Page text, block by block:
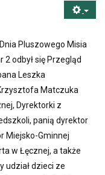
Pluszowego Misia
odbył się Przegląd
Leszka
Matczuka
Dyrektorki z
panią dyrektor
Miejsko-Gminnej
w Łęcznej, a także
udział dzieci ze